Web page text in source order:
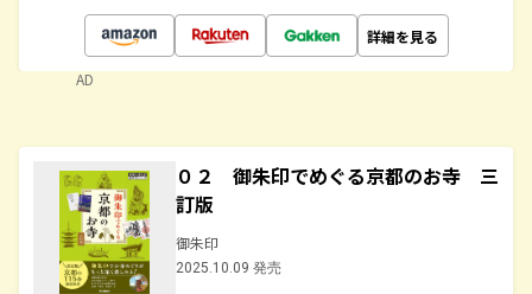
詳細を見る
AD
０２ 御朱印でめぐる京都のお寺 三
訂版
御朱印
2025.10.09 発売